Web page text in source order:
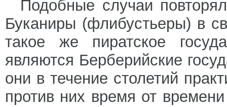
Подобные случаи
Буканиры (флибустьеры) в
такое же пиратское
являются Берберийские
они в течение столетий
против них время от